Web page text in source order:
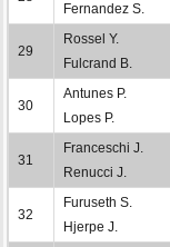
Fernandez S.
29
Rossel Y.
Fulcrand B.
30
Antunes P.
Lopes P.
31
Franceschi J.
Renucci J.
32
Furuseth S.
Hjerpe J.